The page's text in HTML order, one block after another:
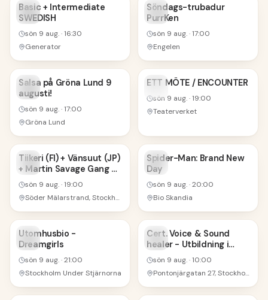
9
AUG
Basic + Intermediate
SWEDISH
sön 9 aug.·16:30
Generator
9
AUG
Söndags-trubadur
PurrKen
sön 9 aug.·17:00
Engelen
9
AUG
Salsa på Gröna Lund 9
augusti!
sön 9 aug.·17:00
Gröna Lund
9
ETT MÖTE / ENCOUNTER
sön 9 aug.·19:00
Teaterverket
9
AUG
Tiikeri (FI) + Vänsuut (JP)
+ Martin Savage Gang +
Morsure | Båten
sön 9 aug.·19:00
Söder Mälarstrand, Stockholm, Sverige
9
AUG
Spider-Man: Brand New
Day
sön 9 aug.·20:00
Bio Skandia
9
AUG
Utomhusbio -
Dreamgirls
sön 9 aug.·21:00
Stockholm Under Stjärnorna
9
AUG
Cert. Voice & Sound
healer - Utbildning i
Stockholm
sön 9 aug.·10:00
Pontonjärgatan 27, Stockholm